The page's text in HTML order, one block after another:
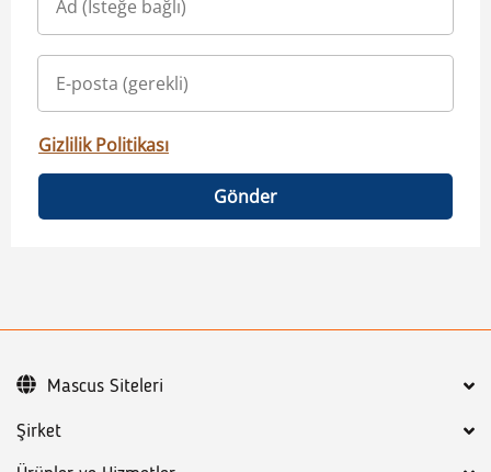
Gizlilik Politikası
Gönder
Şirket
Mascus Siteleri